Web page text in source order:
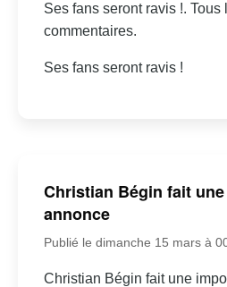
Ses fans seront ravis !. Tous
commentaires.
Ses fans seront ravis !
Christian Bégin fait
annonce
Publié le dimanche 15 mars à
Christian Bégin fait une